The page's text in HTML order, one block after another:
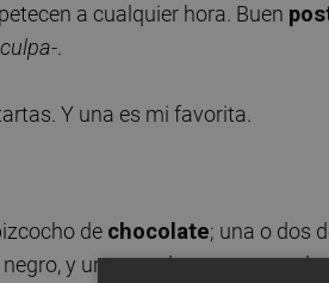
a cualquier hora. Buen
.
Y una es mi favorita.
de chocolate; una o dos
y un poco de nata